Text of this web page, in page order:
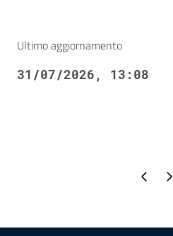
Ultimo aggiornamento
31/07/2026, 13:08
Pagina precedente
Pagina